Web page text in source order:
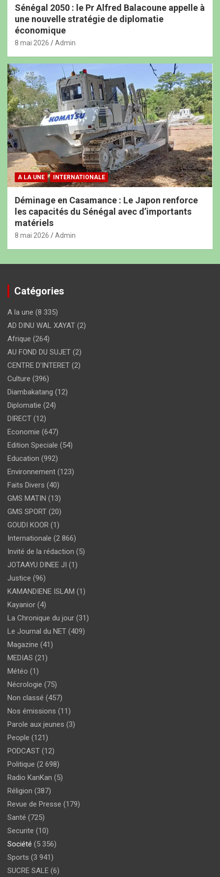
Sénégal 2050 : le Pr Alfred Balacoune appelle à
une nouvelle stratégie de diplomatie
économique
8 mai 2026 Admin
A LA UNE INTERNATIONALE
Déminage en Casamance : Le Japon renforce
les capacités du Sénégal avec d’importants
matériels
8 mai 2026 Admin
Catégories
A la une (8 335)
AD DINU WAL XAYAT (2)
Afrique (264)
AU FOND DU SUJET (2)
CENTRE D'INTERET (2)
Culture (396)
Diambakatang (12)
Diplomatie (24)
DIRECT (12)
Economie (647)
Edition Speciale (54)
Education (992)
Environnement (123)
Faits Divers (40)
GMS MATIN (13)
GMS SPORT (20)
GOUDI KOOR (1)
Internationale (2 866)
Invité de la rédaction (5)
JOTAAYU DINEE JI (1)
Justice (96)
KAMANDIENE ISLAM (1)
Kayanior (4)
La Chronique du jour (31)
Le Journal du NET (409)
Magazine (41)
MEDIAS (21)
Météo (1)
Nécrologie (75)
Non classé (457)
Nos émissions (11)
Parole aux jeunes (3)
People (121)
PODCAST (12)
Politique (2 698)
Radio KanKan (5)
Réligion (387)
Revue de Presse (179)
Santé (725)
Securite (10)
Société (5 356)
Sports (3 941)
SUCRE SALE (6)